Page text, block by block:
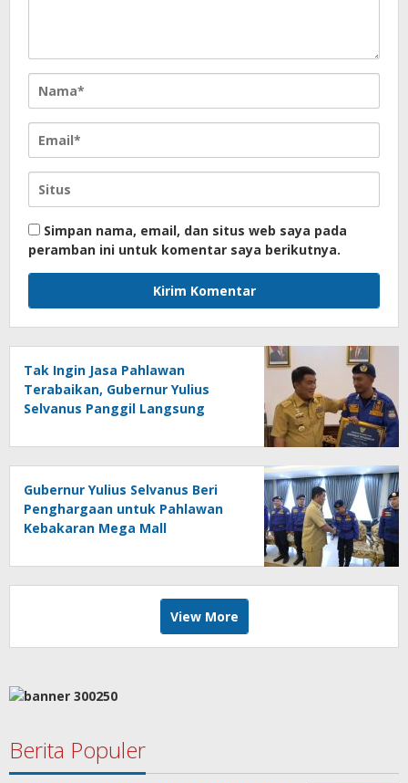
Simpan nama, email, dan situs web saya pada
peramban ini untuk komentar saya berikutnya.
Tak Ingin Jasa Pahlawan
Terabaikan, Gubernur Yulius
Selvanus Panggil Langsung
Gubernur Yulius Selvanus Beri
Penghargaan untuk Pahlawan
Kebakaran Mega Mall
View More
Berita Populer